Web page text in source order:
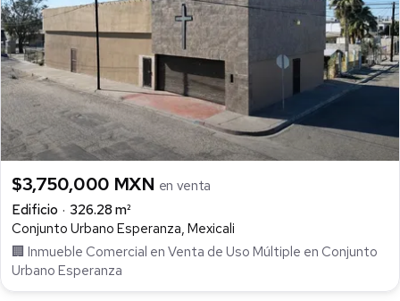
$3,750,000 MXN en venta
Edificio
326.28 m²
Conjunto Urbano Esperanza, Mexicali
🏢 Inmueble Comercial en Venta de Uso Múltiple en Conjunto
Urbano Esperanza